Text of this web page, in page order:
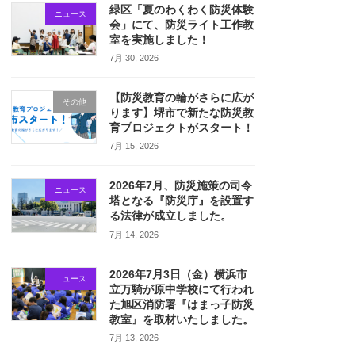
ニュース
緑区「夏のわくわく防災体験
会」にて、防災ライト工作教
室を実施しました！
7月 30, 2026
その他
【防災教育の輪がさらに広が
ります】堺市で新たな防災教
育プロジェクトがスタート！
7月 15, 2026
ニュース
2026年7月、防災施策の司令
塔となる『防災庁』を設置す
る法律が成立しました。
7月 14, 2026
ニュース
2026年7月3日（金）横浜市
立万騎が原中学校にて行われ
た旭区消防署『はまっ子防災
教室』を取材いたしました。
7月 13, 2026